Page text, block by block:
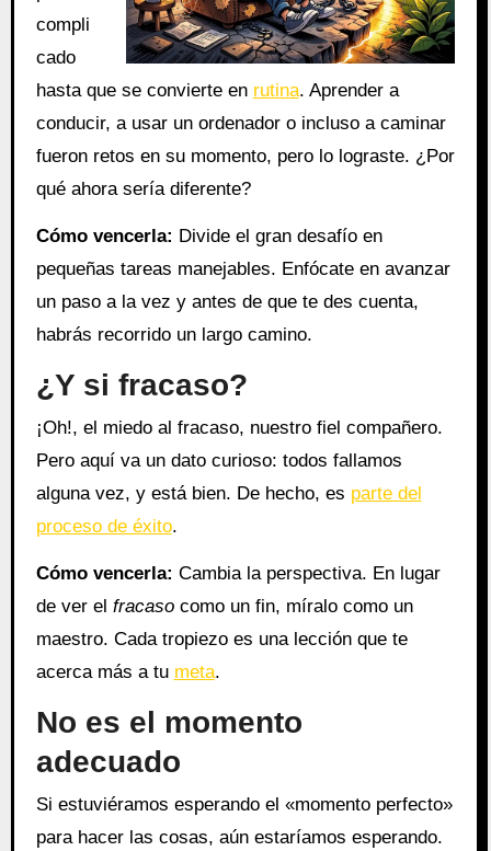
compli
cado
hasta que se convierte en rutina. Aprender a
conducir, a usar un ordenador o incluso a caminar
fueron retos en su momento, pero lo lograste. ¿Por
qué ahora sería diferente?
Cómo vencerla: Divide el gran desafío en
pequeñas tareas manejables. Enfócate en avanzar
un paso a la vez y antes de que te des cuenta,
habrás recorrido un largo camino.
¿Y si fracaso?
¡Oh!, el miedo al fracaso, nuestro fiel compañero.
Pero aquí va un dato curioso: todos fallamos
alguna vez, y está bien. De hecho, es parte del
proceso de éxito.
Cómo vencerla: Cambia la perspectiva. En lugar
de ver el fracasocomo un fin, míralo como un
maestro. Cada tropiezo es una lección que te
acerca más a tu meta.
No es el momento
adecuado
Si estuviéramos esperando el «momento perfecto»
para hacer las cosas, aún estaríamos esperando.